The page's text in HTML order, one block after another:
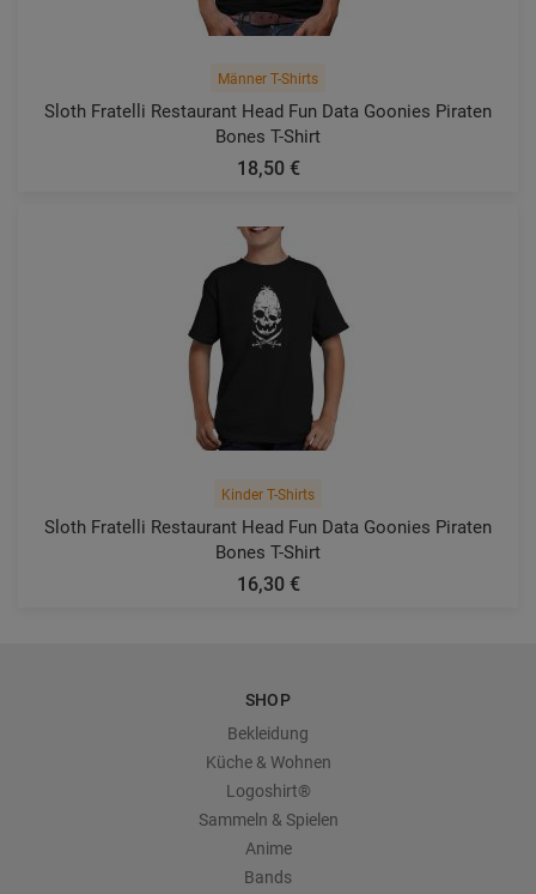
Männer T-Shirts
Sloth Fratelli Restaurant Head Fun Data Goonies Piraten
Bones T-Shirt
18,50 €
Kinder T-Shirts
Sloth Fratelli Restaurant Head Fun Data Goonies Piraten
Bones T-Shirt
16,30 €
SHOP
Bekleidung
Küche & Wohnen
Logoshirt®
Sammeln & Spielen
Anime
Bands